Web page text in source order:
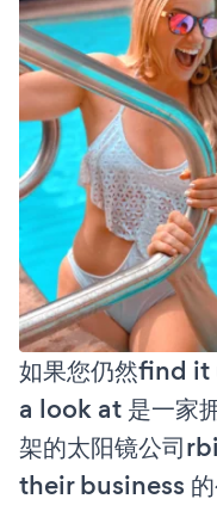
如果您仍然find
a look at 是一家
架的太阳镜公司
their business 的